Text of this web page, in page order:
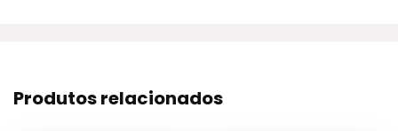
Produtos relacionados